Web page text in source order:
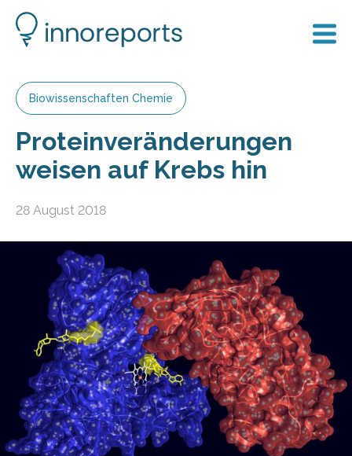
Biowissenschaften Chemie
Proteinveränderungen
weisen auf Krebs hin
28 August 2018